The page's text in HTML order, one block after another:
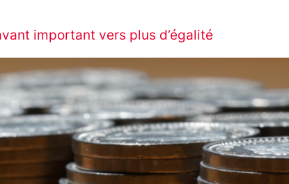
important vers plus d’égalité